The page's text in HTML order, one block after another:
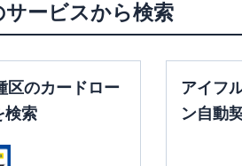
サービスから検索
区のカードロー
検索
アイフ
ン自動